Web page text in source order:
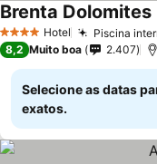
4 EstrelasHotel Piscina
Brenta Dolomites
8,2 Muito boa 2.407
Selecione as datas
exatos.